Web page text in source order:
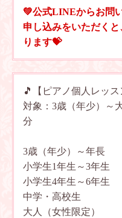
💚公式LINEからお問
申し込みをいただく
ります💝
🎵【ピアノ個人レッス
対象：3歳（年少）～
分
3歳（年少）～年長
小学生1年生～3年生
小学生4年生～6年生
中学・高校生
大人（女性限定）